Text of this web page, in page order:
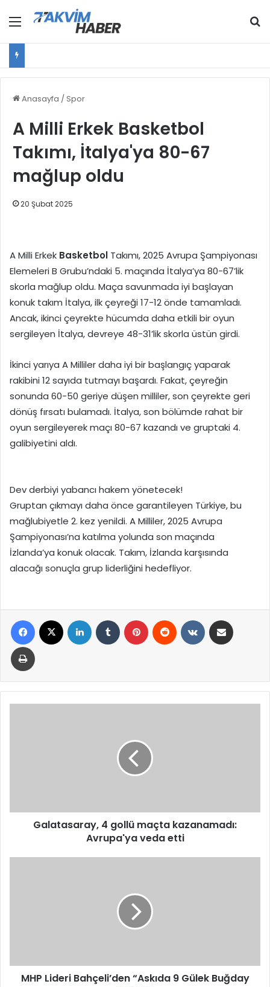
Menü
Anasayfa / Spor
A Milli Erkek Basketbol
Takımı, İtalya'ya 80-67
mağlup oldu
20 Şubat 2025
A Milli Erkek Basketbol Takımı, 2025 Avrupa Şampiyonası
Elemeleri B Grubu’ndaki 5. maçında İtalya’ya 80-67’lik
skorla mağlup oldu. Maça savunmada iyi başlayan
konuk takım İtalya, ilk çeyreği 17-12 önde tamamladı.
Ancak, ikinci çeyrekte hücumda daha etkili bir oyun
sergileyen İtalya, devreye 48-31’lik skorla üstün girdi.
İkinci yarıya A Milliler daha iyi bir başlangıç yaparak
rakibini 12 sayıda tutmayı başardı. Fakat, çeyreğin
sonunda 60-50 geriye düşen milliler, son çeyrekte geri
dönüş fırsatı bulamadı. İtalya, son bölümde rahat bir
oyun sergileyerek maçı 80-67 kazandı ve gruptaki 4.
galibiyetini aldı.
Dev derbiyi yabancı hakem yönetecek!
Gruptan çıkmayı daha önce garantileyen Türkiye, bu
mağlubiyetle 2. kez yenildi. A Milliler, 2025 Avrupa
Şampiyonası’na katılma yolunda son maçında
İzlanda’ya konuk olacak. Takım, İzlanda karşısında
alacağı sonuçla grup liderliğini hedefliyor.
Facebook LinkedIn Tumblr Pinterest Reddit VKontakte
Yazdır
Galatasaray, 4 gollü maçta kazanamadı:
Avrupa'ya veda etti
MHP Lideri Bahçeli’den “Askıda 9 Gülek Buğday